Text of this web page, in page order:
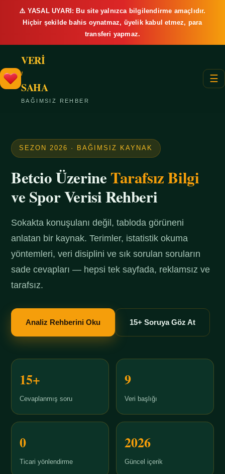
⚠️ YASAL UYARI: Bu site yalnızca bilgilendirme amaçlıdır.
Hiçbir şekilde bahis oynatmaz, üyelik kabul etmez, para
transferi yapmaz.
VERİ
/
SAHA
BAĞIMSIZ REHBER
☰
SEZON 2026 · BAĞIMSIZ KAYNAK
Betcio ÜzerineTarafsız Bilgi
ve Spor Verisi Rehberi
Sokakta konuşulanı değil, tabloda görüneni
anlatan bir kaynak. Terimler, istatistik okuma
yöntemleri, veri disiplini ve sık sorulan soruların
sade cevapları — hepsi tek sayfada, reklamsız ve
tarafsız.
Analiz Rehberini Oku 15+ Soruya Göz At
15+
Cevaplanmış soru
9
Veri başlığı
0
Ticari yönlendirme
2026
Güncel içerik